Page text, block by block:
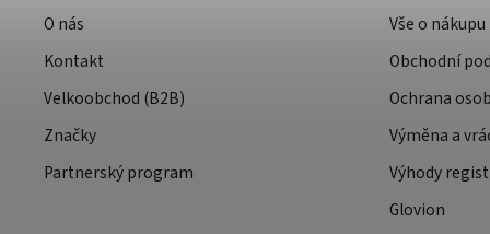
O nás
Kontakt
Velkoobchod (B2B)
Značky
Partnerský program
Vše o nákupu
Obchodní
Ochrana
Výměna a
Výhody
Glovion